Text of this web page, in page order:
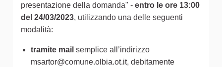
presentazione della domanda" - entro le ore 13:00
del 24/03/2023, utilizzando una delle seguenti
modalità:
tramite mail semplice all’indirizzo
msartor@comune.olbia.ot.it, debitamente